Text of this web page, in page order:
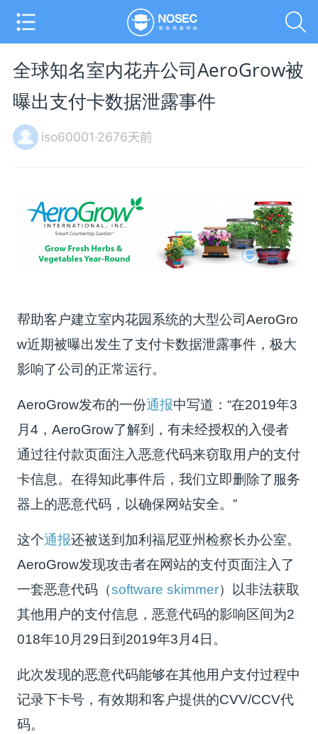
全球知名室内花卉公司AeroGrow被
曝出支付卡数据泄露事件
iso60001·2676天前
帮助客户建立室内花园系统的大型公司AeroGro
w近期被曝出发生了支付卡数据泄露事件，极大
影响了公司的正常运行。
AeroGrow发布的一份通报中写道：“在2019年3
月4，AeroGrow了解到，有未经授权的入侵者
通过往付款页面注入恶意代码来窃取用户的支付
卡信息。在得知此事件后，我们立即删除了服务
器上的恶意代码，以确保网站安全。”
这个通报还被送到加利福尼亚州检察长办公室。
AeroGrow发现攻击者在网站的支付页面注入了
一套恶意代码（software skimmer）以非法获取
其他用户的支付信息，恶意代码的影响区间为2
018年10月29日到2019年3月4日。
此次发现的恶意代码能够在其他用户支付过程中
记录下卡号，有效期和客户提供的CVV/CCV代
码。